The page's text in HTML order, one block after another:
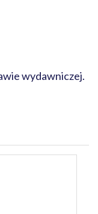
wydawniczej.